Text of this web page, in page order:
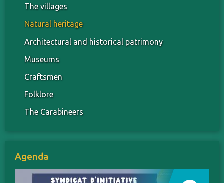
The villages
Natural heritage
Architectural and historical patrimony
Museums
Craftsmen
Folklore
The Carabineers
Agenda